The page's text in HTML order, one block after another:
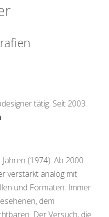
tätig. Seit 2003
(1974). Ab 2000
verstärkt analog mit
und Formaten. Immer
dem
Der Versuch, die